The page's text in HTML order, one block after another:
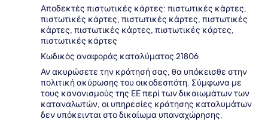
Αποδεκτές πιστωτικές κάρτες: πιστωτικές κάρτες,
πιστωτικές κάρτες, πιστωτικές κάρτες, πιστωτικές
κάρτες, πιστωτικές κάρτες, πιστωτικές κάρτες,
πιστωτικές κάρτες
Κωδικός αναφοράς καταλύματος 21806
Αν ακυρώσετε την κράτησή σας, θα υπόκεισθε στην
πολιτική ακύρωσης του οικοδεσπότη. Σύμφωνα με
τους κανονισμούς της ΕΕ περί των δικαιωμάτων των
καταναλωτών, οι υπηρεσίες κράτησης καταλυμάτων
δεν υπόκεινται στο δικαίωμα υπαναχώρησης.